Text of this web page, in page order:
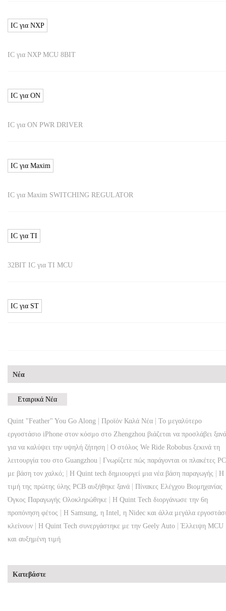
IC για NXP
IC για NXP MCU 8BIT
IC για ON
IC για ON PWR DRIVER
IC για Maxim
IC για Maxim SWITCHING REGULATOR
IC για TI
32BIT IC για TI MCU
IC για ST
Νέα
Εταιρικά Νέα
Quint "Feather" You Go Along | Προϊόν Καλά Νέα | Το μεγαλύτερο
εργοστάσιο iPhone στον κόσμο στο Zhengzhou βιάζεται να προσλάβει ξανά
για να καλύψει την υψηλή ζήτηση | Ο στόλος We Ride Robobus ξεκινά τη
λειτουργία του στο Guangzhou | Γνωρίζετε πώς παράγονται οι πλακέτες
με βάση τον χαλκό; | Η Quint tech δημιουργεί μια νέα βάση παραγωγής | Η
τιμή της πρώτης ύλης PCB αυξήθηκε ξανά | Πίνακες Ελέγχου Βιομηχανίας
Όγκος Παραγωγής Ολοκληρώθηκε | Η Quint Tech διοργάνωσε την 6η
προπόνηση φέτος | Η Samsung, η Intel, η Nidec και άλλα μεγάλα
κλείνουν | Η Quint Tech συνεργάστηκε με την Geely Auto |Έλλειψη MCU
και αυξημένη τιμή
Κατεβάστε